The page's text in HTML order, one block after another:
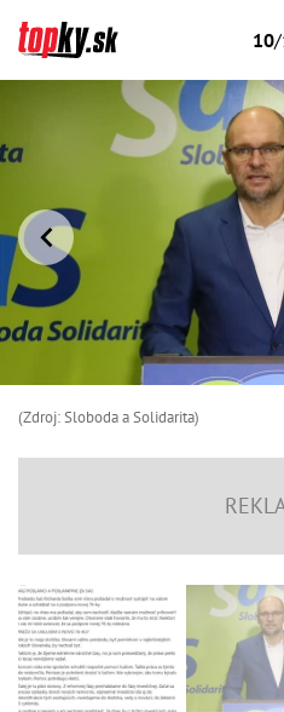
10/
(Zdroj: Sloboda a Solidarita)